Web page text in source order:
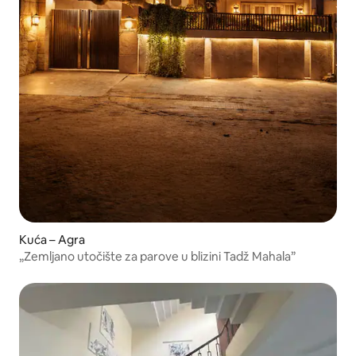
Kuća – Agra
„Zemljano utočište za parove u blizini Tadž Mahala”